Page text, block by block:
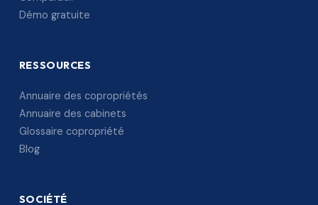
Démo gratuite
RESSOURCES
Annuaire des copropriétés
Annuaire des cabinets
Glossaire copropriété
Blog
SOCIÉTÉ